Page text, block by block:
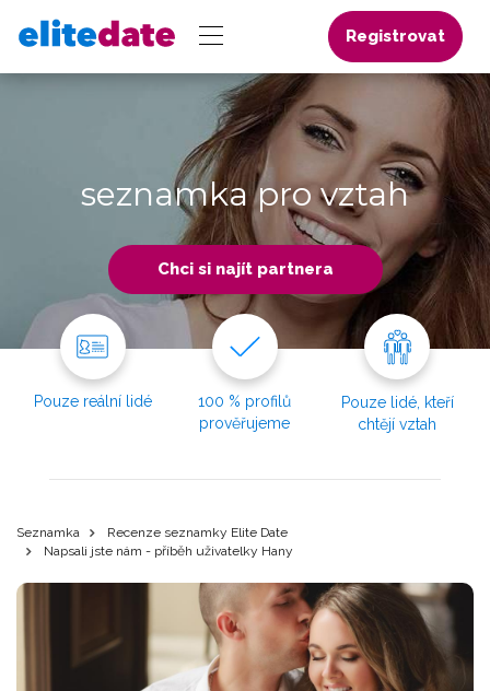
Registrovat
seznamka pro vztah
Chci si najít partnera
Pouze reální lidé
100 % profilů
prověřujeme
Pouze lidé, kteří
chtějí vztah
Seznamka
Recenze seznamky Elite Date
Napsali jste nám - příběh uživatelky Hany